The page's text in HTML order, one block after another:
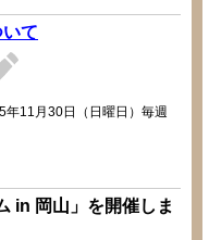
て
11月30日（日曜日）毎週
in 岡山」を開催しま